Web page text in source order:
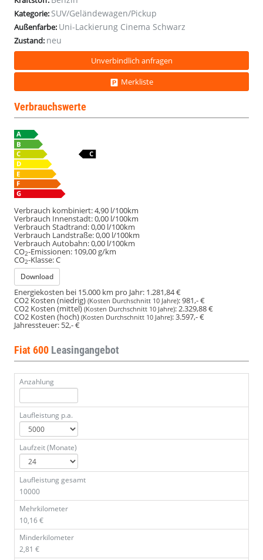
#LED
#Parksensoren
#AppleCarPlay
#LED
#Parksensoren
#AppleCarPlay
#LED
#Parksensoren
#AppleCarPlay
Kategorie: SUV/Geländewagen/Pickup
Außenfarbe: Uni-Lackierung Cinema Schwarz
Zustand: neu
Unverbindlich anfragen
Merkliste
Verbrauchswerte
Verbrauch kombiniert:4,90 l/100km
Verbrauch Innenstadt:0,00 l/100km
Verbrauch Stadtrand:0,00 l/100km
Verbrauch Landstraße:0,00 l/100km
Verbrauch Autobahn:0,00 l/100km
CO2-Emissionen: 109,00 g/km
CO2-Klasse:C
Download
Energiekosten bei 15.000 km pro Jahr: 1.281,84 €
CO2 Kosten (niedrig) (Kosten Durchschnitt 10 Jahre):981,- €
CO2 Kosten (mittel)(Kosten Durchschnitt 10 Jahre): 2.329,88 €
CO2 Kosten (hoch) (Kosten Durchschnitt 10 Jahre):3.597,- €
Jahressteuer: 52,- €
Fiat 600 Leasingangebot
Anzahlung
Laufleistung p.a.
Laufzeit (Monate)
Laufleistung gesamt
10000
Mehrkilometer
10,16 €
Minderkilometer
2,81 €